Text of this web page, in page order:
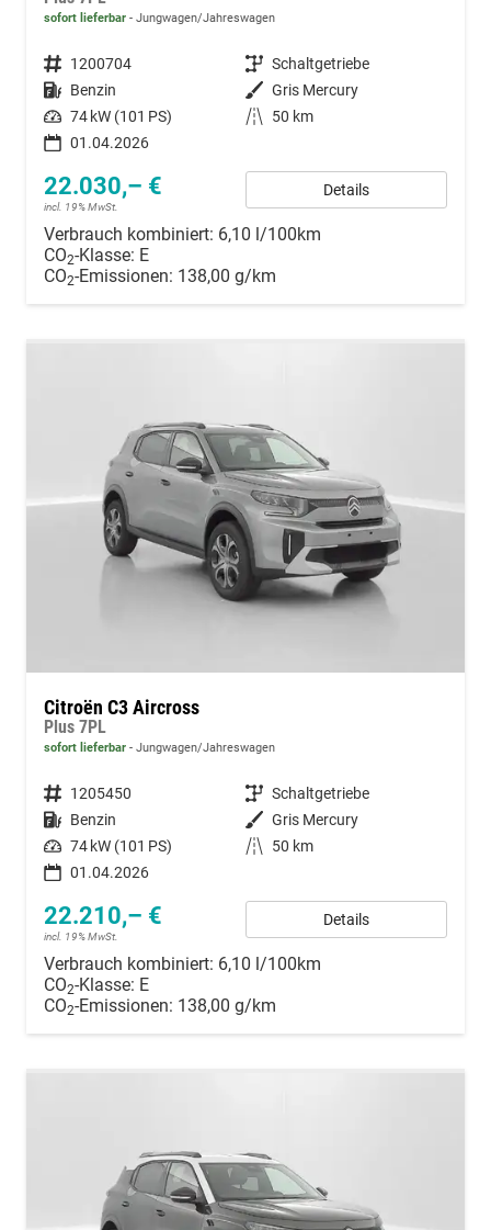
sofort lieferbar Jungwagen/Jahreswagen
Fahrzeugnummer 1200704 Getriebe Schaltgetriebe
Kraftstoff Benzin Außenfarbe Gris Mercury
Leistung 74 kW (101 PS) Kilometerstand
50 km
01.04.2026
22.030,– €
incl. 19% MwSt.
Details
Verbrauch kombiniert: 6,10 l/100km
CO2-Klasse: E
CO2-Emissionen: 138,00 g/km
Citroën C3 Aircross
Plus 7PL
sofort lieferbar Jungwagen/Jahreswagen
Fahrzeugnummer 1205450 Getriebe Schaltgetriebe
Kraftstoff Benzin Außenfarbe Gris Mercury
Leistung 74 kW (101 PS) Kilometerstand
50 km
01.04.2026
22.210,– €
incl. 19% MwSt.
Details
Verbrauch kombiniert: 6,10 l/100km
CO2-Klasse: E
CO2-Emissionen: 138,00 g/km